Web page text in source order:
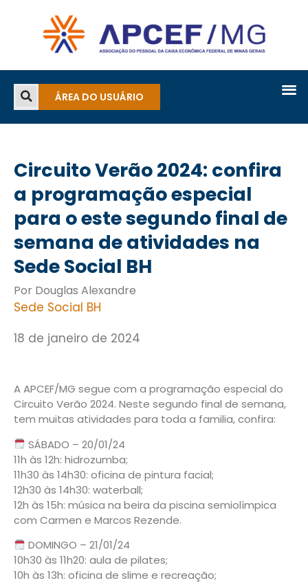
ÁREA DO USUÁRIO
Circuito Verão 2024: confira
a programação especial
para o este segundo final de
semana de atividades na
Sede Social BH
Por Douglas Alexandre
Sede Social BH
18 de janeiro de 2024
A APCEF/MG segue com a programação especial do
Circuito Verão 2024. Neste segundo final de semana,
tem muitas atividades para toda a familia, confira:
SÁBADO – 20/01/24
11h às 12h: hidrozumba;
11h30 às 14h30: oficina de pintura facial;
12h30 às 14h30: waterball;
12h às 15h: música na beira da piscina semiolímpica
com Carmen e Marcos Rezende.
DOMINGO – 21/01/24
10h30 às 11h20: aula de pilates;
10h às 13h: oficina de slime e recreação;